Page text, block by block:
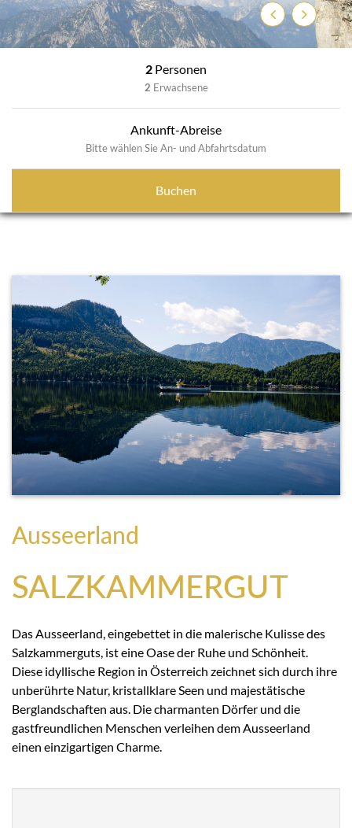
Previous
Next
2 Personen
2 Erwachsene
Ankunft-Abreise
Bitte wählen Sie An- und Abfahrtsdatum
Buchen
Ausseerland
SALZKAMMERGUT
Das Ausseerland, eingebettet in die malerische Kulisse des
Salzkammerguts, ist eine Oase der Ruhe und Schönheit.
Diese idyllische Region in Österreich zeichnet sich durch ihre
unberührte Natur, kristallklare Seen und majestätische
Berglandschaften aus. Die charmanten Dörfer und die
gastfreundlichen Menschen verleihen dem Ausseerland
einen einzigartigen Charme.